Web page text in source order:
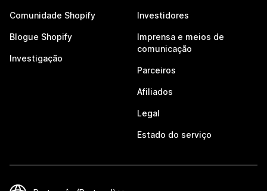
Comunidade Shopify
Blogue Shopify
Investigação
Investidores
Imprensa e meios de
comunicação
Parceiros
Afiliados
Legal
Estado do serviço